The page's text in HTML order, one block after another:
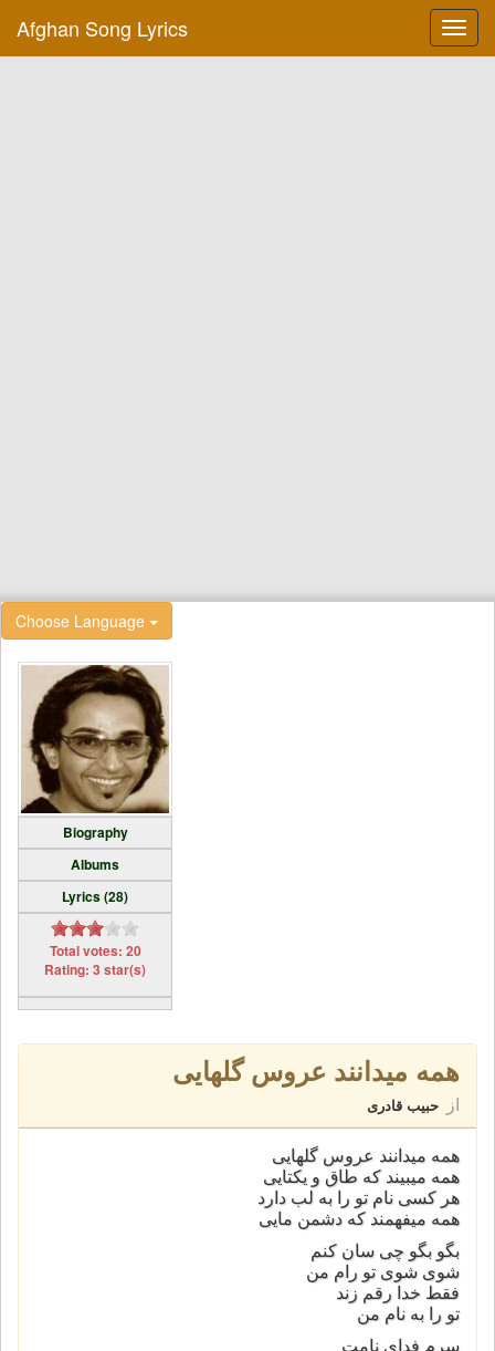
Afghan Song Lyrics
Choose Language
Biography
Albums
Lyrics (28)
Total votes: 20
Rating: 3 star(s)
همه میدانند عروس گلهایی
از حبیب قادری
همه میدانند عروس گلهایی
همه میبیند که طاق و یکتایی
هر کسی نام تو را به لب دارد
همه میفهمند که دشمن مایی
بگو بگو چی سان کنم
شوی شوی تو رام من
فقط خدا رقم زند
تو را به نام من
سرم فدای نامت